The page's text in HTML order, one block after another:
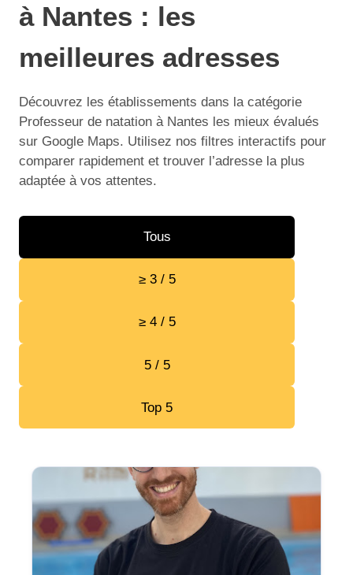
à Nantes : les
meilleures adresses
Découvrez les établissements dans la catégorie
Professeur de natation à Nantes les mieux évalués
sur Google Maps. Utilisez nos filtres interactifs pour
comparer rapidement et trouver l’adresse la plus
adaptée à vos attentes.
Tous
≥ 3 / 5
≥ 4 / 5
5 / 5
Top 5